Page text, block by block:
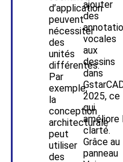
d’application
peuvent
nécessiter
des
unités
différentes.
Par
exemple,
la
conception
architecturale
peut
utiliser
des
ajouter
des
vocales
aux
dessins
dans
2025, ce
qui
améliore
clarté.
Grâce au
panneau